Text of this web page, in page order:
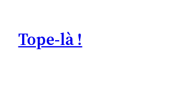
contenu
Tope-là !